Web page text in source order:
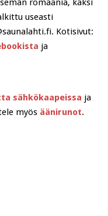
romaania, kaksi
useasti
Kotisivut:
ja
sähkökaapeissa ja
myös äänirunot.